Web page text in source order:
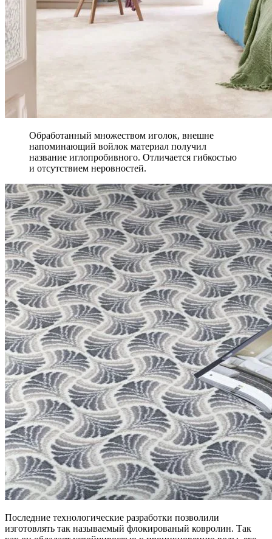
Обработанный множеством иголок, внешне
напоминающий войлок материал получил
название иглопробивного. Отличается гибкостью
и отсутствием неровностей.
Последние технологические разработки позволили
изготовлять так называемый флокированый ковролин. Так